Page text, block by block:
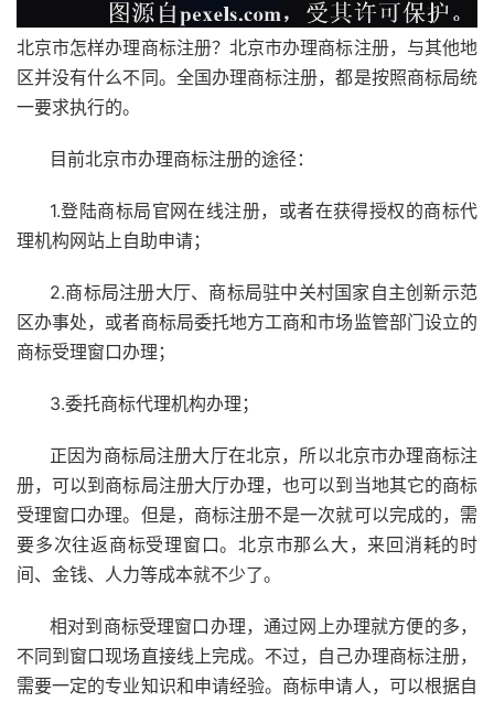
北京市怎样办理商标注册？北京市办理商标注册，与其他地
区并没有什么不同。全国办理商标注册，都是按照商标局统
一要求执行的。
目前北京市办理商标注册的途径：
1.登陆商标局官网在线注册，或者在获得授权的商标代
理机构网站上自助申请；
2.商标局注册大厅、商标局驻中关村国家自主创新示范
区办事处，或者商标局委托地方工商和市场监管部门设立的
商标受理窗口办理；
3.委托商标代理机构办理；
正因为商标局注册大厅在北京，所以北京市办理商标注
册，可以到商标局注册大厅办理，也可以到当地其它的商标
受理窗口办理。但是，商标注册不是一次就可以完成的，需
要多次往返商标受理窗口。北京市那么大，来回消耗的时
间、金钱、人力等成本就不少了。
相对到商标受理窗口办理，通过网上办理就方便的多，
不同到窗口现场直接线上完成。不过，自己办理商标注册，
需要一定的专业知识和申请经验。商标申请人，可以根据自